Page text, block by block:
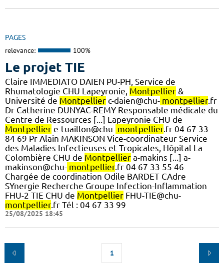
PAGES
relevance: 100%
Le projet TIE
Claire IMMEDIATO DAIEN PU-PH, Service de
Rhumatologie CHU Lapeyronie, Montpellier &
Université de Montpellier c-daien@chu- montpellier.fr
Dr Catherine DUNYAC-REMY Responsable médicale du
Centre de Ressources [...] Lapeyronie CHU de
Montpellier e-tuaillon@chu- montpellier.fr 04 67 33
84 69 Pr Alain MAKINSON Vice-coordinateur Service
des Maladies Infectieuses et Tropicales, Hôpital La
Colombière CHU de Montpellier a-makins [...] a-
makinson@chu- montpellier.fr 04 67 33 55 46
Chargée de coordination Odile BARDET CAdre
SYnergie Recherche Groupe Infection-Inflammation
FHU-2 TIE CHU de Montpellier FHU-TIE@chu-
montpellier.fr Tél : 04 67 33 99
25/08/2025 18:45
1